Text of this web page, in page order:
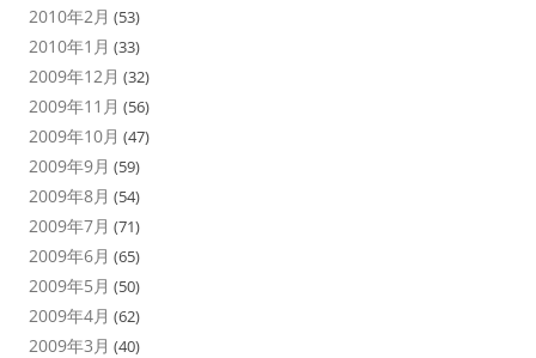
2010年2月 (53)
2010年1月 (33)
2009年12月 (32)
2009年11月 (56)
2009年10月 (47)
2009年9月 (59)
2009年8月 (54)
2009年7月 (71)
2009年6月 (65)
2009年5月 (50)
2009年4月 (62)
2009年3月 (40)